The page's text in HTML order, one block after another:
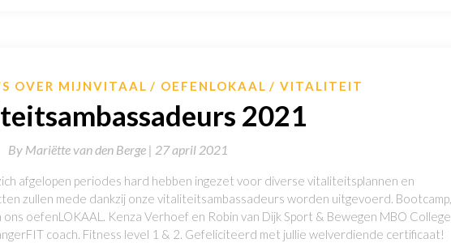
OVER MIJNVITAAL OEFENLOKAAL VITALITEIT
2021
By Mariëtte van den Berge | 27 april 2021
afgelopen periodes hard hebben ingezet voor diverse vitaliteitsplannen en
zullen mede dankzij onze vitaliteitsambassadeurs worden uitgevoerd. Bootcamp,
oefenLOKAAL. Kenza Verhoef en Robin van Dijk Sport & Bewegen MBO College,
coach. Fitness level 1 & 2. Gefeliciteerd met jullie welverdiende certificaat!